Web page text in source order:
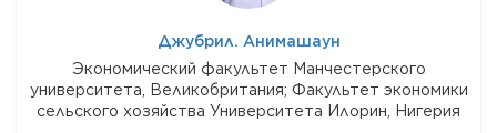
Джубрил. Анимашаун
Экономический факультет Манчестерского
университета, Великобритания; Факультет экономики
сельского хозяйства Университета Илорин, Нигерия